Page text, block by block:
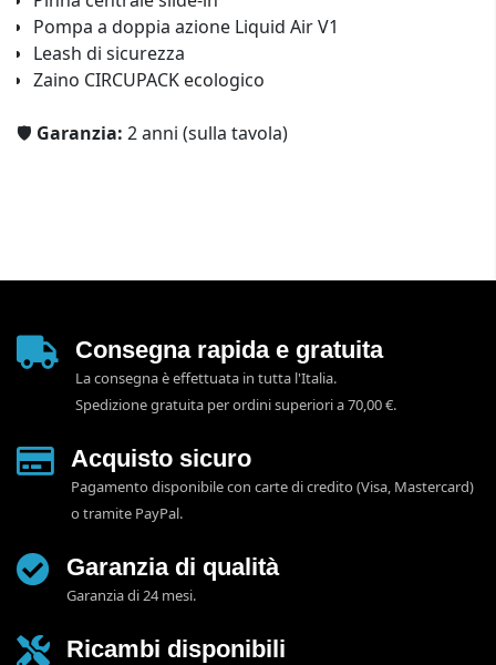
Pompa a doppia azione Liquid Air V1
Leash di sicurezza
Zaino CIRCUPACK ecologico
🛡️ Garanzia: 2 anni (sulla tavola)
Consegna rapida e gratuita
La consegna è effettuata in tutta l'Italia.
Spedizione gratuita per ordini superiori a 70,00 €.
Acquisto sicuro
Pagamento disponibile con carte di credito (Visa, Mastercard)
o tramite PayPal.
Garanzia di qualità
Garanzia di 24 mesi.
Ricambi disponibili